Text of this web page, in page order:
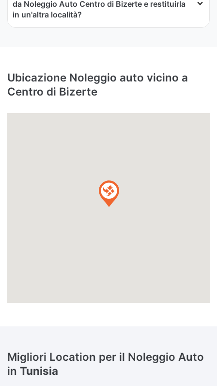
da Noleggio Auto Centro di Bizerte e restituirla
in un'altra località?
Ubicazione Noleggio auto vicino a
Centro di Bizerte
Migliori Location per il Noleggio Auto
in Tunisia